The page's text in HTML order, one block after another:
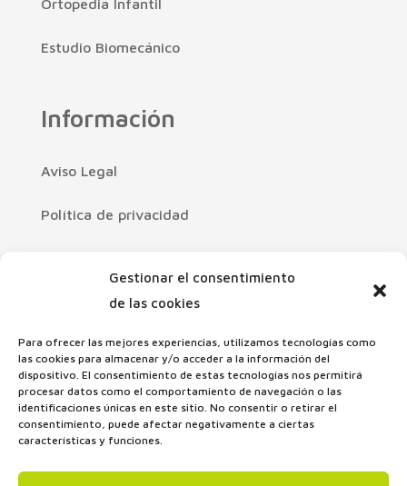
Gestionar el consentimiento
de las cookies
Para ofrecer las mejores experiencias, utilizamos tecnologías como
las cookies para almacenar y/o acceder a la información del
dispositivo. El consentimiento de estas tecnologías nos permitirá
procesar datos como el comportamiento de navegación o las
identificaciones únicas en este sitio. No consentir o retirar el
consentimiento, puede afectar negativamente a ciertas
características y funciones.
Ortopedia Infantil
Estudio Biomecánico
Información
Aviso Legal
Política de privacidad
Declaración de accesibilidad
Mapa Web